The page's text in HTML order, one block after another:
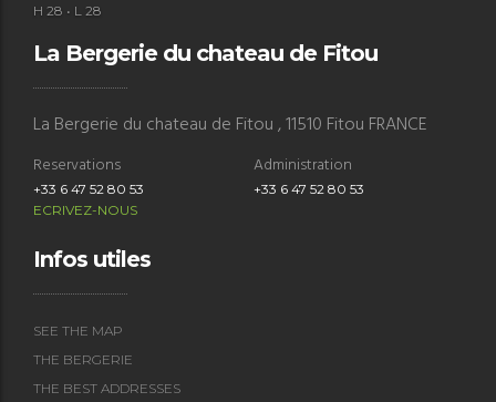
H 28 • L 28
La Bergerie du chateau de Fitou
La Bergerie du chateau de Fitou , 11510 Fitou FRANCE
Reservations
+33 6 47 52 80 53
ECRIVEZ-NOUS
Administration
+33 6 47 52 80 53
Infos utiles
SEE THE MAP
THE BERGERIE
THE BEST ADDRESSES